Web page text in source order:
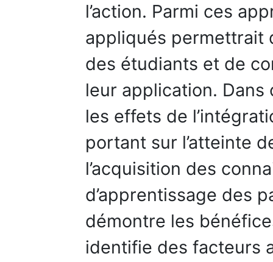
l’action. Parmi ces
appliqués permettrait
des étudiants et de
leur application.
les effets de
portant sur l’atteinte
l’acquisition des
d’apprentissage des
démontre les
identifie des facteurs